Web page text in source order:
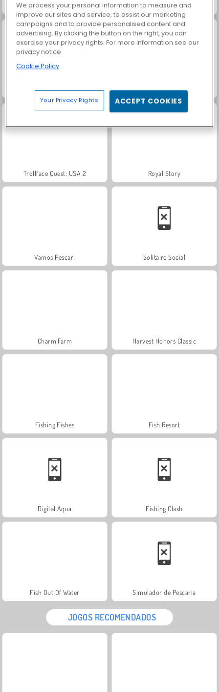
Grand Mahjong Connect Farm Merge Valley
Masha and the Bear: Meadows Scala 40
Trollface Quest: USA 2 Royal Story
Vamos Pescar! Solitaire Social
Charm Farm Harvest Honors Classic
Fishing Fishes Fish Resort
Digital Aqua Fishing Clash
Fish Out Of Water Simulador de Pescaria
JOGOS RECOMENDADOS
We process your personal information to measure and
improve our sites and service, to assist our marketing
campaigns and to provide personalised content and
advertising. By clicking the button on the right, you can
exercise your privacy rights. For more information see our
privacy notice
Cookie Policy
Your Privacy Rights ACCEPT COOKIES